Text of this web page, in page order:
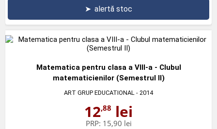
➤ alertă stoc
Matematica pentru clasa a VIII-a - Clubul
matematicienilor (Semestrul II)
ART GRUP EDUCATIONAL - 2014
12,88 lei
PRP: 15,90 lei